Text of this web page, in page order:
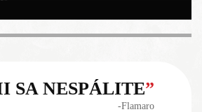
SA NESPÁLITE”
‐Flamaro